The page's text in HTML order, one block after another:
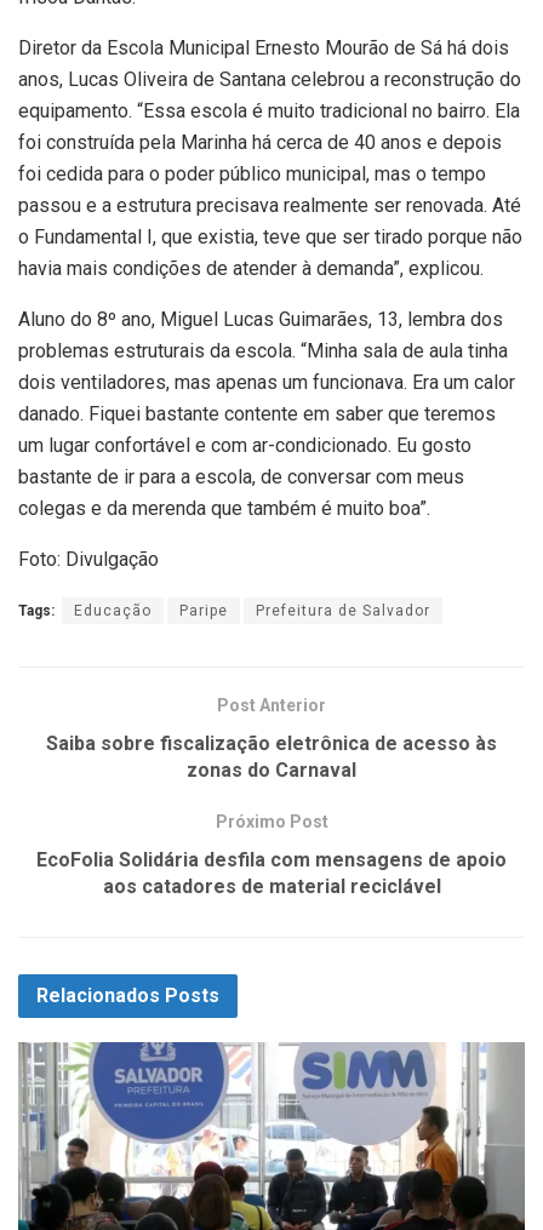
Diretor da Escola Municipal Ernesto Mourão de Sá há dois
anos, Lucas Oliveira de Santana celebrou a reconstrução do
equipamento. “Essa escola é muito tradicional no bairro. Ela
foi construída pela Marinha há cerca de 40 anos e depois
foi cedida para o poder público municipal, mas o tempo
passou e a estrutura precisava realmente ser renovada. Até
o Fundamental I, que existia, teve que ser tirado porque não
havia mais condições de atender à demanda”, explicou.
Aluno do 8º ano, Miguel Lucas Guimarães, 13, lembra dos
problemas estruturais da escola. “Minha sala de aula tinha
dois ventiladores, mas apenas um funcionava. Era um calor
danado. Fiquei bastante contente em saber que teremos
um lugar confortável e com ar-condicionado. Eu gosto
bastante de ir para a escola, de conversar com meus
colegas e da merenda que também é muito boa”.
Foto: Divulgação
Tags: Educação Paripe Prefeitura de Salvador
Post Anterior
Saiba sobre fiscalização eletrônica de acesso às
zonas do Carnaval
Próximo Post
EcoFolia Solidária desfila com mensagens de apoio
aos catadores de material reciclável
Relacionados Posts